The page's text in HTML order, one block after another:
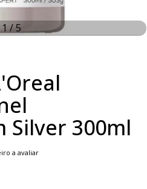
1/5
Silver 300ml
a avaliar